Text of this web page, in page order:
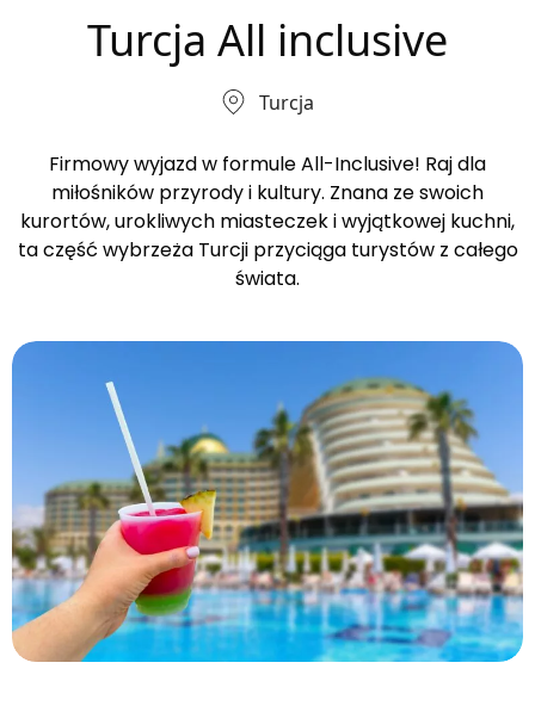
Turcja All inclusive
Turcja
Firmowy wyjazd w formule All-Inclusive! Raj dla
miłośników przyrody i kultury. Znana ze swoich
kurortów, urokliwych miasteczek i wyjątkowej kuchni,
ta część wybrzeża Turcji przyciąga turystów z całego
świata.